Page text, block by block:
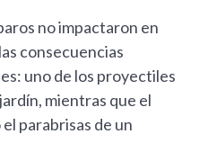
no impactaron en
consecuencias
uno de los proyectiles
mientras que el
parabrisas de un